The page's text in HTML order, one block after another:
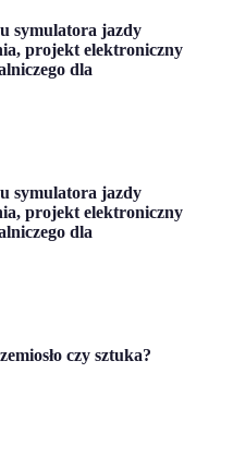
symulatora jazdy
projekt elektroniczny
dla
symulatora jazdy
projekt elektroniczny
dla
czy sztuka?